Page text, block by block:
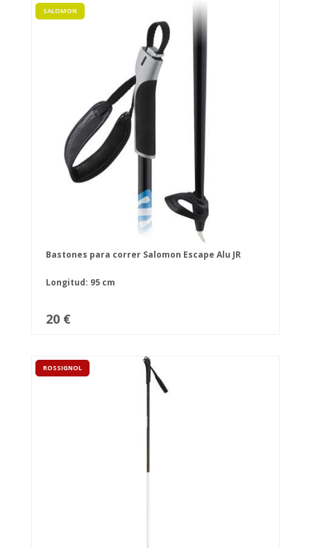
SALOMON
Bastones para correr Salomon Escape Alu JR
Longitud: 95 cm
20 €
ROSSIGNOL